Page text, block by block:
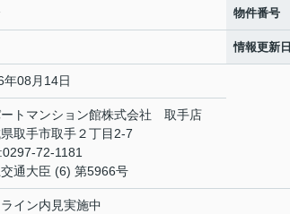
物件番号
情報更新日
年08月14日
ートマンション館株式会社 取手店
取手市取手２丁目2-7
72-1181
交通大臣 (6) 第5966号
イン内見実施中